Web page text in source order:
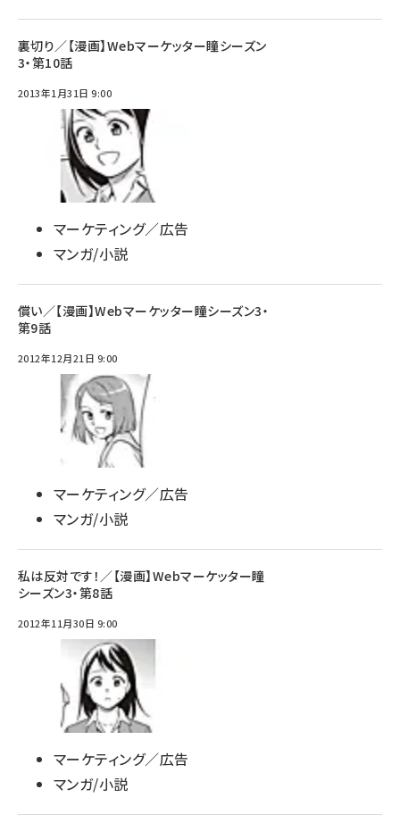
裏切り／【漫画】Webマーケッター瞳シーズン
3・第10話
2013年1月31日 9:00
マーケティング／広告
マンガ/小説
償い／【漫画】Webマーケッター瞳シーズン3・
第9話
2012年12月21日 9:00
マーケティング／広告
マンガ/小説
私は反対です！／【漫画】Webマーケッター瞳
シーズン3・第8話
2012年11月30日 9:00
マーケティング／広告
マンガ/小説